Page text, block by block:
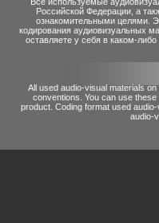
Российской Федерации, а
ознакомительными целями.
кодирования аудиовизуальных
оставляете у себя в каком-
All used audio-visual materials
conventions. You can use
product. Coding format used
audio-